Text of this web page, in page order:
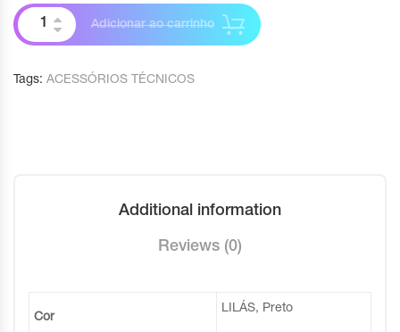
Adicionar ao carrinho
Tags: ACESSÓRIOS TÉCNICOS
Additional information
Reviews (0)
Cor
LILÁS, Preto